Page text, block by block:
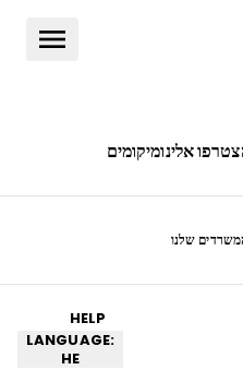
אלינומיקומים
שלנו
HELP
LANGUAGE:
HE